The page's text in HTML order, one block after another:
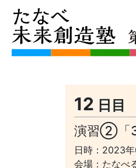
12 日目
演習②「3
日時：2023
会場：たなべ